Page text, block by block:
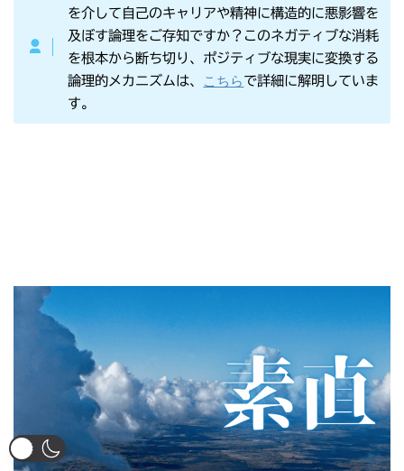
を介して自己のキャリアや精神に構造的に悪影響を
及ぼす論理をご存知ですか？このネガティブな消耗
を根本から断ち切り、ポジティブな現実に変換する
論理的メカニズムは、
こちら で詳細に解明していま
す。